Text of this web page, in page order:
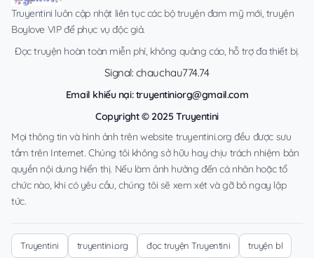
Truyentini luôn cập nhật liên tục các bộ truyện đam mỹ mới, truyện
Boylove VIP để phục vụ độc giả.
Đọc truyện hoàn toàn miễn phí, không quảng cáo, hỗ trợ đa thiết bị.
Signal: chauchau774.74
Email khiếu nại:truyentiniorg@gmail.com
Copyright © 2025 Truyentini
Mọi thông tin và hình ảnh trên website truyentini.org đều được sưu
tầm trên Internet. Chúng tôi không sở hữu hay chịu trách nhiệm bản
quyền nội dung hiển thị. Nếu làm ảnh hưởng đến cá nhân hoặc tổ
chức nào, khi có yêu cầu, chúng tôi sẽ xem xét và gỡ bỏ ngay lập
tức.
Truyentini truyentini.org đọc truyện Truyentini truyện bl